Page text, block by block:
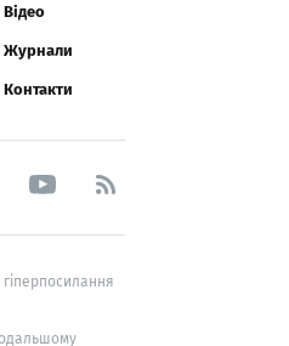
Відео
Журнали
Контакти